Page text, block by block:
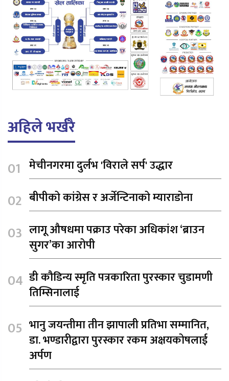
अहिले भर्खरै
मेचीनगरमा दुर्लभ 'विराले सर्प' उद्धार
बीपीको कांग्रेस र अर्जेन्टिनाको म्याराडोना
लागू औषधमा पक्राउ परेका अधिकांश ‘ब्राउन
सुगर’का आरोपी
डी कौडिन्य स्मृति पत्रकारिता पुरस्कार चुडामणी
तिम्सिनालाई
भानु जयन्तीमा तीन झापाली प्रतिभा सम्मानित,
डा. भण्डारीद्वारा पुरस्कार रकम अक्षयकोषलाई
अर्पण